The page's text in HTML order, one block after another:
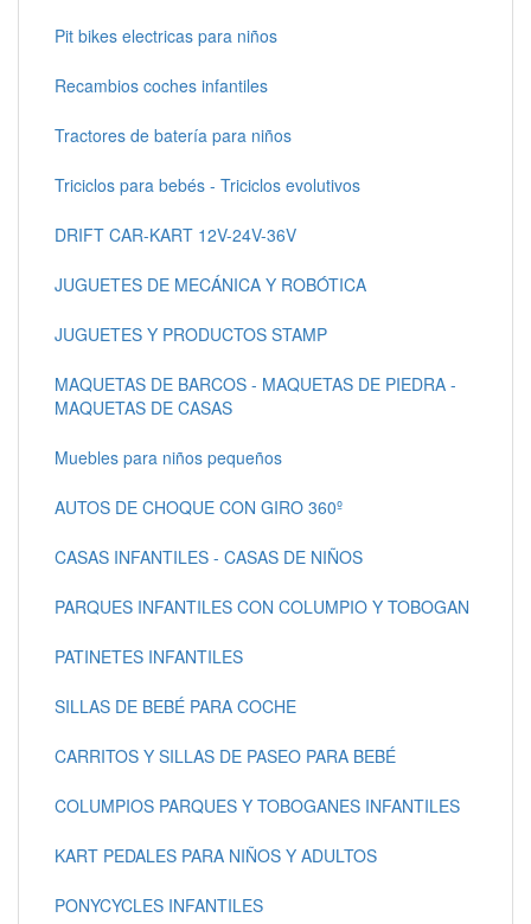
Pit bikes electricas para niños
Recambios coches infantiles
Tractores de batería para niños
Triciclos para bebés - Triciclos evolutivos
DRIFT CAR-KART 12V-24V-36V
JUGUETES DE MECÁNICA Y ROBÓTICA
JUGUETES Y PRODUCTOS STAMP
MAQUETAS DE BARCOS - MAQUETAS DE PIEDRA -
MAQUETAS DE CASAS
Muebles para niños pequeños
AUTOS DE CHOQUE CON GIRO 360º
CASAS INFANTILES - CASAS DE NIÑOS
PARQUES INFANTILES CON COLUMPIO Y TOBOGAN
PATINETES INFANTILES
SILLAS DE BEBÉ PARA COCHE
CARRITOS Y SILLAS DE PASEO PARA BEBÉ
COLUMPIOS PARQUES Y TOBOGANES INFANTILES
KART PEDALES PARA NIÑOS Y ADULTOS
PONYCYCLES INFANTILES